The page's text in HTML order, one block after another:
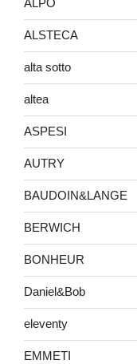
ALPO
ALSTECA
alta sotto
altea
ASPESI
AUTRY
BAUDOIN&LANGE
BERWICH
BONHEUR
Daniel&Bob
eleventy
EMMETI